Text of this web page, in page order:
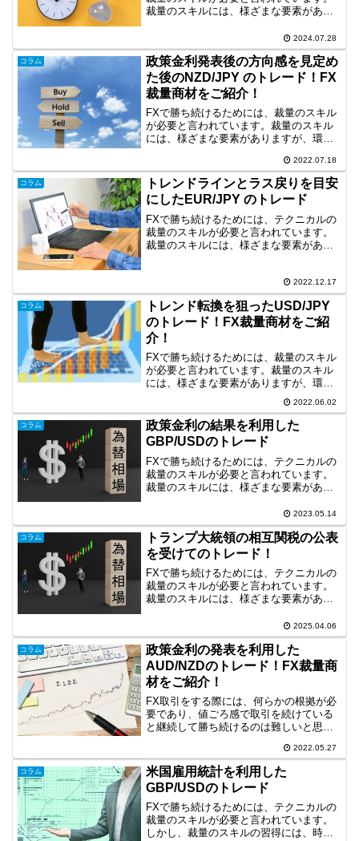
裁量のスキルには、様ざまな要素があり
要な要素です。今回は、日足で環境認識
を行い、ボラティリティーの小さい東京
タイムのトレードを水平...
2024.07.28
コラム
政策金利発表後の方向感を見定め
た後のNZD/JPY のトレード！FX
裁量商材をご紹介！
FXで勝ち続けるためには、裁量のスキル
が必要と言われています。裁量のスキル
には、様ざまな要素がありますが、環境
で、今回は、4時間足の環境認識に基づい
たトレード事例を取り上げます。政策金
利発表後の方向感を見定...
2022.07.18
コラム
トレンドラインとラス戻りを目安
にしたEUR/JPY のトレード
FXで勝ち続けるためには、テクニカルの
裁量のスキルが必要と言われています。
裁量のスキルには、様ざまな要素があり
いたトレード事例を取り上げます。トレ
ンドラインとラス戻りを...
2022.12.17
コラム
トレンド転換を狙ったUSD/JPY
のトレード！FX裁量商材をご紹
介！
FXで勝ち続けるためには、裁量のスキル
が必要と言われています。裁量のスキル
には、様ざまな要素がありますが、環境
認識も重要な要素だと思います。そこ
で、今回は、4時間足の環境認識に基づい
たトレード事例を取り上げます。トレン
ド転換を狙ったUSD/...
2022.06.02
コラム
政策金利の結果を利用した
GBP/USDのトレード
FXで勝ち続けるためには、テクニカルの
裁量のスキルが必要と言われています。
裁量のスキルには、様ざまな要素があり
要な要素です。そこで、今回は、長期足
の環境認識、ライントレード、チャート
パターンを使用したトレ...
2023.05.14
コラム
トランプ大統領の相互関税の公表
を受けてのトレード！
FXで勝ち続けるためには、テクニカルの
裁量のスキルが必要と言われています。
裁量のスキルには、様ざまな要素があり
要な要素です。裁量のスキルは、その習
得に時間がかかるのが難点ですが、次の
トレードの効率化の段階...
2025.04.06
コラム
政策金利の発表を利用した
AUD/NZDのトレード！FX裁量商
材をご紹介！
FX取引をする際には、何らかの根拠が必
要であり、値ごろ感で取引を続けている
と継続して勝ち続けるのは難しいと思い
ば、主な手段は２つあります。ひとつは
チャートをもとにした「テクニカル分
析」、もうひとつは景気...
2022.05.27
コラム
米国雇用統計を利用した
GBP/USDのトレード
FXで勝ち続けるためには、テクニカルの
裁量のスキルが必要と言われています。
しかし、裁量のスキルの習得には、時間